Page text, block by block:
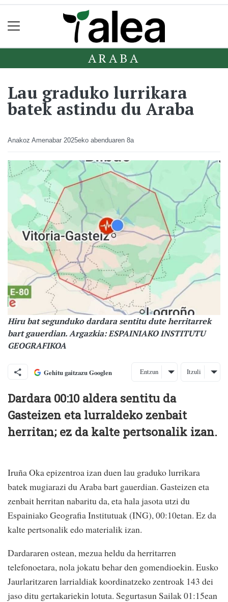
ARABA
Lau graduko lurrikara
batek astindu du Araba
Anakoz Amenabar 2025eko abenduaren 8a
Hiru bat segunduko dardara sentitu dute herritarrek
bart gauerdian. Argazkia: ESPAINIAKO INSTITUTU
GEOGRAFIKOA
Gehitu gaitzazu Googlen Entzun Itzuli
Dardara 00:10 aldera sentitu da
Gasteizen eta lurraldeko zenbait
herritan; ez da kalte pertsonalik izan.
Iruña Oka epizentroa izan duen lau graduko lurrikara
batek mugiarazi du Araba bart gauerdian. Gasteizen eta
zenbait herritan nabaritu da, eta hala jasota utzi du
Espainiako Geografia Institutuak (ING), 00:10etan. Ez da
kalte pertsonalik edo materialik izan.
Dardararen ostean, mezua heldu da herritarren
telefonoetara, nola jokatu behar den gomendioekin. Eusko
Jaurlaritzaren larrialdiak koordinatzeko zentroak 143 dei
jaso ditu gertakariekin lotuta. Segurtasun Sailak 01:15ean